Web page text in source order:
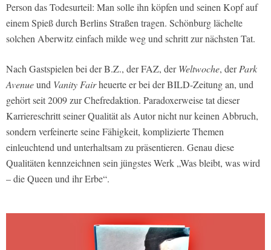
Person das Todesurteil: Man solle ihn köpfen und seinen Kopf auf
einem Spieß durch Berlins Straßen tragen. Schönburg lächelte
solchen Aberwitz einfach milde weg und schritt zur nächsten Tat.
Nach Gastspielen bei der B.Z., der FAZ, derWeltwoche, derPark
Avenueund Vanity Fairheuerte er bei der BILD-Zeitung an, und
gehört seit 2009 zur Chefredaktion. Paradoxerweise tat dieser
Karriereschritt seiner Qualität als Autor nicht nur keinen Abbruch,
sondern verfeinerte seine Fähigkeit, komplizierte Themen
einleuchtend und unterhaltsam zu präsentieren. Genau diese
Qualitäten kennzeichnen sein jüngstes Werk „Was bleibt, was wird
– die Queen und ihr Erbe“.